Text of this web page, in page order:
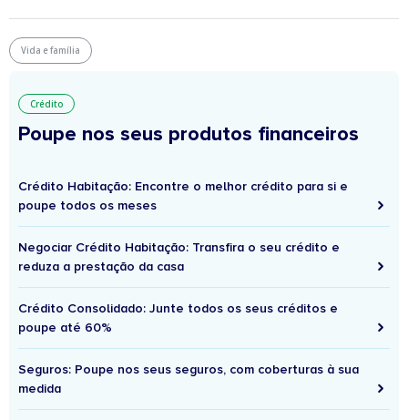
Vida e família
Crédito
Poupe nos seus produtos financeiros
Crédito Habitação: Encontre o melhor crédito para si e
poupe todos os meses
Negociar Crédito Habitação: Transfira o seu crédito e
reduza a prestação da casa
Crédito Consolidado: Junte todos os seus créditos e
poupe até 60%
Seguros: Poupe nos seus seguros, com coberturas à sua
medida